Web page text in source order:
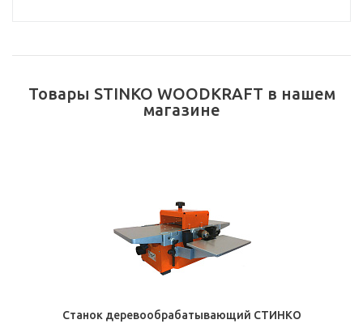
Товары STINKO WOODKRAFT в нашем
магазине
Станок деревообрабатывающий СТИНКО